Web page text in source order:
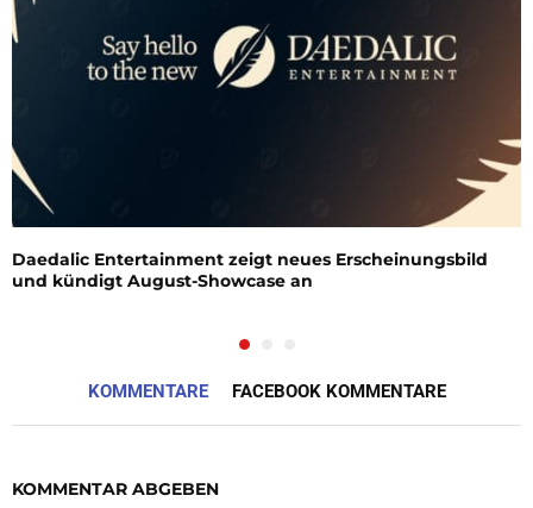
Daedalic Entertainment zeigt neues Erscheinungsbild
und kündigt August-Showcase an
KOMMENTARE FACEBOOK KOMMENTARE
KOMMENTAR ABGEBEN